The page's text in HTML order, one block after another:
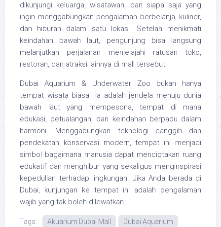
dikunjungi keluarga, wisatawan, dan siapa saja yang
ingin menggabungkan pengalaman berbelanja, kuliner,
dan hiburan dalam satu lokasi. Setelah menikmati
keindahan bawah laut, pengunjung bisa langsung
melanjutkan perjalanan menjelajahi ratusan toko,
restoran, dan atraksi lainnya di mall tersebut.
Dubai Aquarium & Underwater Zoo bukan hanya
tempat wisata biasa—ia adalah jendela menuju dunia
bawah laut yang mempesona, tempat di mana
edukasi, petualangan, dan keindahan berpadu dalam
harmoni. Menggabungkan teknologi canggih dan
pendekatan konservasi modern, tempat ini menjadi
simbol bagaimana manusia dapat menciptakan ruang
edukatif dan menghibur yang sekaligus menginspirasi
kepedulian terhadap lingkungan. Jika Anda berada di
Dubai, kunjungan ke tempat ini adalah pengalaman
wajib yang tak boleh dilewatkan.
Tags: Akuarium Dubai Mall
Dubai Aquarium